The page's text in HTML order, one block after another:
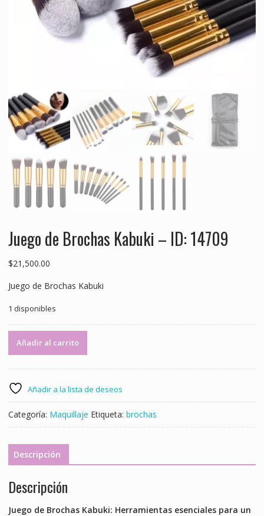
Juego de Brochas Kabuki – ID: 14709
$21,500.00
Juego de Brochas Kabuki
1 disponibles
-
ID:
14709
cantidad
Añadir al carrito
Añadir a la lista de deseos
Categoría: Maquillaje Etiqueta: brochas
Descripción
Descripción
Juego de Brochas Kabuki: Herramientas esenciales para un